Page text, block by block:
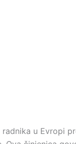
u Evropi